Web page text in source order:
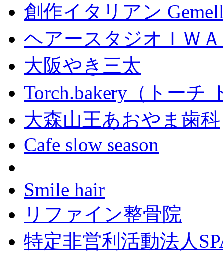
創作イタリアン
ヘアースタジオＩＷ
大阪やき三太
Torch.bakery（トーチ
大森山王あおやま歯科
Cafe slow season
Smile hair
リファイン整骨院
特定非営利活動法人